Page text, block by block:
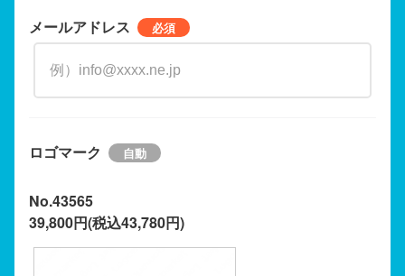
メールアドレス
ロゴマーク
No.43565
39,800円(税込43,780円)